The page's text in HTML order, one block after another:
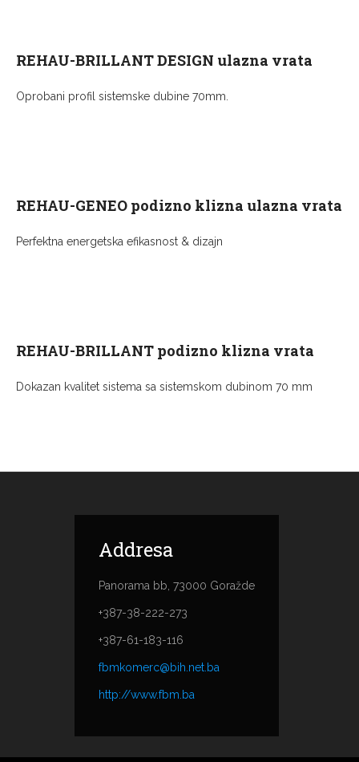
REHAU-BRILLANT DESIGN ulazna vrata
Oprobani profil sistemske dubine 70mm.
REHAU-GENEO podizno klizna ulazna vrata
Perfektna energetska efikasnost & dizajn
REHAU-BRILLANT podizno klizna vrata
Dokazan kvalitet sistema sa sistemskom dubinom 70 mm
Addresa
Panorama bb, 73000 Goražde
+387-38-222-273
+387-61-183-116
fbmkomerc@bih.net.ba
http://www.fbm.ba